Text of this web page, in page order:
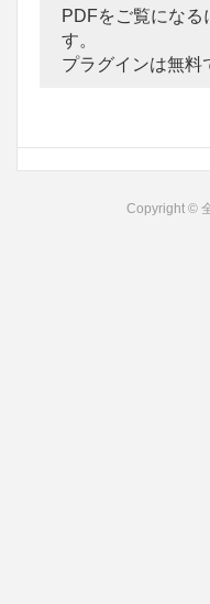
PDFをご覧にな
す。
プラグインは無料
Copyright ©